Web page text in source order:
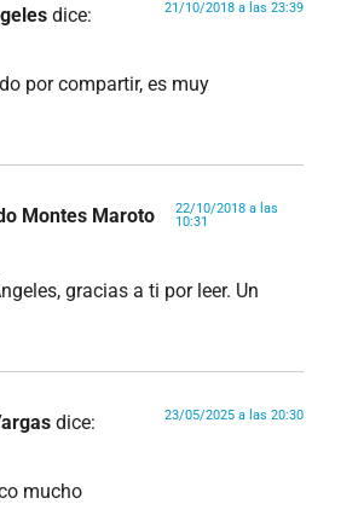
dice: 21/10/2018 a las 23:39
por compartir, es muy
Montes Maroto
22/10/2018 a las
10:31
gracias a ti por leer. Un
dice: 23/05/2025 a las 20:30
mucho